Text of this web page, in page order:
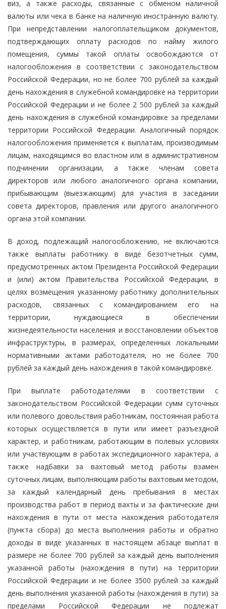
виз, а также расходы, связанные с обменом наличной
валюты или чека в банке на наличную иностранную валюту.
При непредставлении налогоплательщиком документов,
подтверждающих оплату расходов по найму жилого
помещения, суммы такой оплаты освобождаются от
налогообложения в соответствии с законодательством
Российской Федерации, но не более 700 рублей за каждый
день нахождения в служебной командировке на территории
Российской Федерации и не более 2 500 рублей за каждый
день нахождения в служебной командировке за пределами
территории Российской Федерации. Аналогичный порядок
налогообложения применяется к выплатам, производимым
лицам, находящимся во властном или в административном
подчинении организации, а также членам совета
директоров или любого аналогичного органа компании,
прибывающим (выезжающим) для участия в заседании
совета директоров, правления или другого аналогичного
органа этой компании.
В доход, подлежащий налогообложению, не включаются
также выплаты работнику в виде безотчетных сумм,
предусмотренных актом Президента Российской Федерации
и (или) актом Правительства Российской Федерации, в
целях возмещения указанному работнику дополнительных
расходов, связанных с командированием его на
территории, нуждающиеся в обеспечении
жизнедеятельности населения и восстановлении объектов
инфраструктуры, в размерах, определенных локальными
нормативными актами работодателя, но не более 700
рублей за каждый день нахождения в такой командировке.
При выплате работодателями в соответствии с
законодательством Российской Федерации сумм суточных
или полевого довольствия работникам, постоянная работа
которых осуществляется в пути или имеет разъездной
характер, и работникам, работающим в полевых условиях
или участвующим в работах экспедиционного характера, а
также надбавки за вахтовый метод работы взамен
суточных лицам, выполняющим работы вахтовым методом,
за каждый календарный день пребывания в местах
производства работ в период вахты и за фактические дни
нахождения в пути от места нахождения работодателя
(пункта сбора) до места выполнения работы и обратно
доходы в виде указанных в настоящем абзаце выплат в
размере не более 700 рублей за каждый день выполнения
указанной работы (нахождения в пути) на территории
Российской Федерации и не более 3500 рублей за каждый
день выполнения указанной работы (нахождения в пути) за
пределами Российской Федерации не подлежат